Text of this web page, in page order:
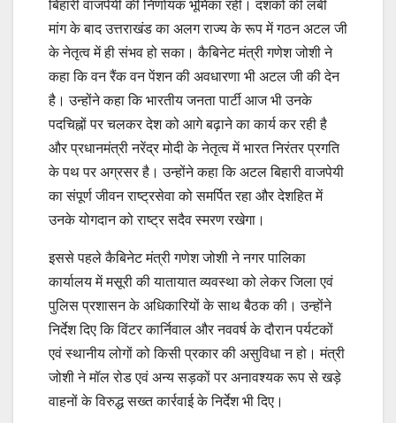
बिहारी वाजपेयी की निर्णायक भूमिका रही। दशकों की लंबी
मांग के बाद उत्तराखंड का अलग राज्य के रूप में गठन अटल जी
के नेतृत्व में ही संभव हो सका। कैबिनेट मंत्री गणेश जोशी ने
कहा कि वन रैंक वन पेंशन की अवधारणा भी अटल जी की देन
है। उन्होंने कहा कि भारतीय जनता पार्टी आज भी उनके
पदचिह्नों पर चलकर देश को आगे बढ़ाने का कार्य कर रही है
और प्रधानमंत्री नरेंद्र मोदी के नेतृत्व में भारत निरंतर प्रगति
के पथ पर अग्रसर है। उन्होंने कहा कि अटल बिहारी वाजपेयी
का संपूर्ण जीवन राष्ट्रसेवा को समर्पित रहा और देशहित में
उनके योगदान को राष्ट्र सदैव स्मरण रखेगा।
इससे पहले कैबिनेट मंत्री गणेश जोशी ने नगर पालिका
कार्यालय में मसूरी की यातायात व्यवस्था को लेकर जिला एवं
पुलिस प्रशासन के अधिकारियों के साथ बैठक की। उन्होंने
निर्देश दिए कि विंटर कार्निवाल और नववर्ष के दौरान पर्यटकों
एवं स्थानीय लोगों को किसी प्रकार की असुविधा न हो। मंत्री
जोशी ने मॉल रोड एवं अन्य सड़कों पर अनावश्यक रूप से खड़े
वाहनों के विरुद्ध सख्त कार्रवाई के निर्देश भी दिए।